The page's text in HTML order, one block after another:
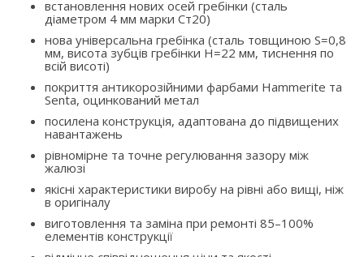
встановлення нових осей гребінки (сталь
діаметром 4 мм марки Ст20)
нова універсальна гребінка (сталь товщиною S=0,8
мм, висота зубців гребінки H=22 мм, тиснення по
всій висоті)
покриття антикорозійними фарбами Hammerite та
Senta, оцинкований метал
посилена конструкція, адаптована до підвищених
навантажень
рівномірне та точне регулювання зазору між
жалюзі
якісні характеристики виробу на рівні або вищі, ніж
в оригіналу
виготовлення та заміна при ремонті 85–100%
елементів конструкції